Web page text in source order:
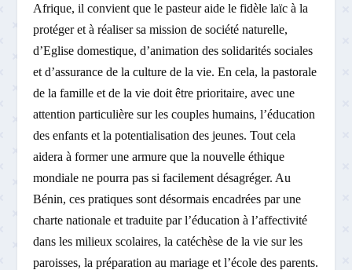
Afrique, il convient que le pasteur aide le fidèle laïc à la
protéger et à réaliser sa mission de société naturelle,
d’Eglise domestique, d’animation des solidarités sociales
et d’assurance de la culture de la vie. En cela, la pastorale
de la famille et de la vie doit être prioritaire, avec une
attention particulière sur les couples humains, l’éducation
des enfants et la potentialisation des jeunes. Tout cela
aidera à former une armure que la nouvelle éthique
mondiale ne pourra pas si facilement désagréger. Au
Bénin, ces pratiques sont désormais encadrées par une
charte nationale et traduite par l’éducation à l’affectivité
dans les milieux scolaires, la catéchèse de la vie sur les
paroisses, la préparation au mariage et l’école des parents.